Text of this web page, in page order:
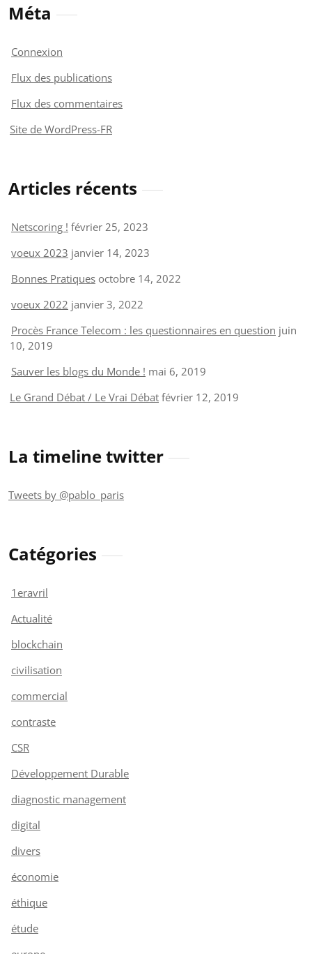
Méta
Connexion
Flux des publications
Flux des commentaires
Site de WordPress-FR
Articles récents
Netscoring ! février 25, 2023
voeux 2023 janvier 14, 2023
Bonnes Pratiques octobre 14, 2022
voeux 2022 janvier 3, 2022
Procès France Telecom : les questionnaires en question juin
10, 2019
Sauver les blogs du Monde ! mai 6, 2019
Le Grand Débat / Le Vrai Débat février 12, 2019
La timeline twitter
Tweets by @pablo_paris
Catégories
1eravril
Actualité
blockchain
civilisation
commercial
contraste
CSR
Développement Durable
diagnostic management
digital
divers
économie
éthique
étude